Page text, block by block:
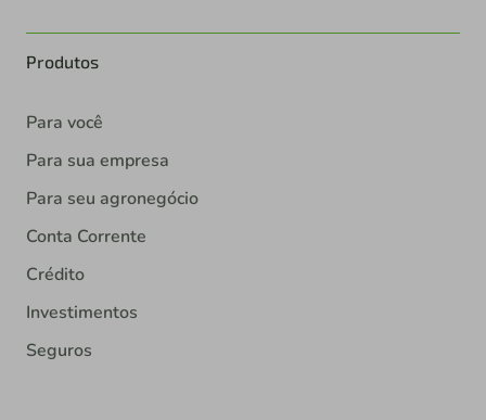
Produtos
Para você
Para sua empresa
Para seu agronegócio
Conta Corrente
Crédito
Investimentos
Seguros